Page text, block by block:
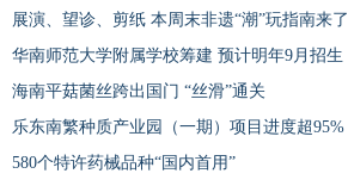
展演、望诊、剪纸 本周末非遗“潮”玩指南来了
华南师范大学附属学校筹建 预计明年9月招生
海南平菇菌丝跨出国门 “丝滑”通关
乐东南繁种质产业园（一期）项目进度超95%
580个特许药械品种“国内首用”